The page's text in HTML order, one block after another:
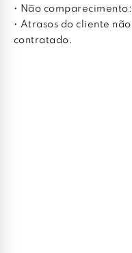
• Não
• Atrasos do cliente
contratado.